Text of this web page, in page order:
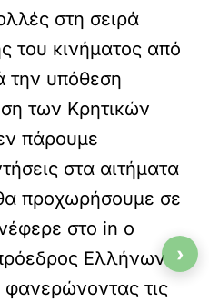
στη σειρά
του κινήματος από
την υπόθεση
των Κρητικών
πάρουμε
στα αιτήματα
προχωρήσουμε σε
στο in o
Ελλήνων
τις
›